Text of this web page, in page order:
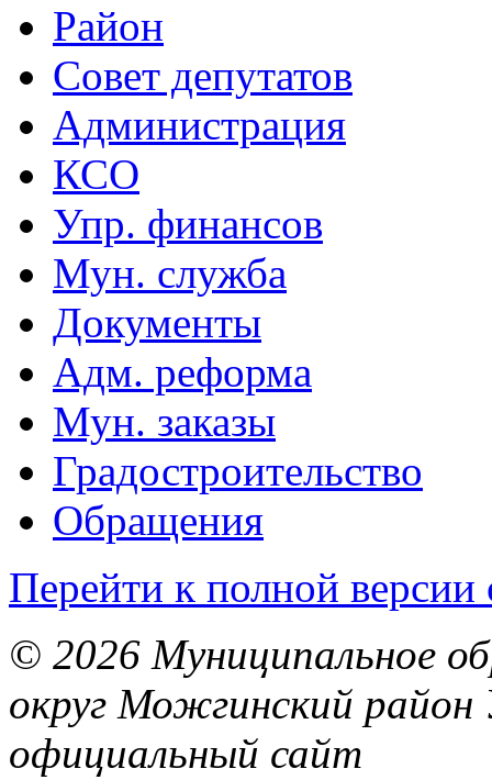
Район
Совет депутатов
Администрация
КСО
Упр. финансов
Мун. служба
Документы
Адм. реформа
Мун. заказы
Градостроительство
Обращения
Перейти к полной версии
© 2026 Муниципальное
округ Можгинский район
официальный сайт